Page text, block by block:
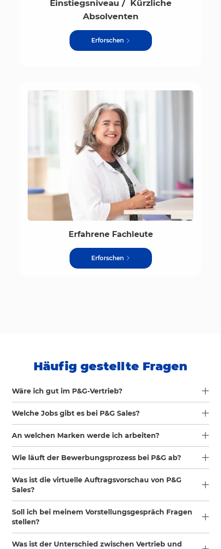
Einstiegsniveau / Kürzliche
Absolventen
Erforschen
Erfahrene Fachleute
Erforschen
Häufig gestellte Fragen
Wäre ich gut im P&G-Vertrieb?
Welche Jobs gibt es bei P&G Sales?
An welchen Marken werde ich arbeiten?
Wie läuft der Bewerbungsprozess bei P&G ab?
Was ist die virtuelle Auftragsvorschau von P&G
Sales?
Soll ich bei meinem Vorstellungsgespräch Fragen
stellen?
Was ist der Unterschied zwischen Vertrieb und